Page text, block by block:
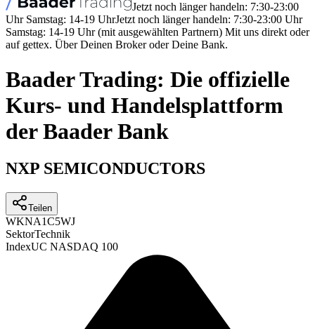
Jetzt noch länger handeln: 7:30-23:00
Uhr Samstag: 14-19 UhrJetzt noch länger handeln: 7:30-23:00 Uhr
Samstag: 14-19 Uhr (mit ausgewählten Partnern) Mit uns direkt oder
auf gettex. Über Deinen Broker oder Deine Bank.
Baader Trading: Die offizielle
Kurs- und Handelsplattform
der Baader Bank
NXP SEMICONDUCTORS
Teilen
WKNA1C5WJ
SektorTechnik
IndexUC NASDAQ 100